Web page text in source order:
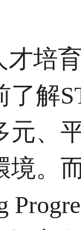
才培
了解
元、
境。